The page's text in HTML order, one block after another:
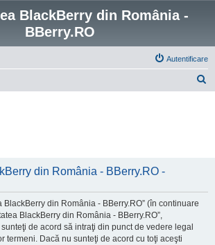
BlackBerry din România -
BBerry.RO
Autentificare
din România - BBerry.RO -
BlackBerry din România - BBerry.RO” (în continuare
BlackBerry din România - BBerry.RO”,
sunteţi de acord să intraţi din punct de vedere legal
termeni. Dacă nu sunteţi de acord cu toţi aceşti